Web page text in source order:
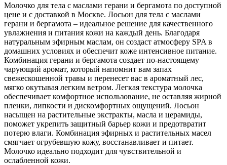
Молочко для тела с маслами герани и бергамота по доступной
цене и с доставкой в Москве. Лосьон для тела с маслами
герани и бергамота – идеальное решение для качественного
увлажнения и питания кожи на каждый день. Благодаря
натуральным эфирным маслам, он создаст атмосферу SPA в
домашних условиях и обеспечит коже интенсивное питание.
Комбинация герани и бергамота создает по-настоящему
чарующий аромат, который напомнит вам запах
свежескошенной травы и перенесет вас в ароматный лес,
мягко окутывая легким ветром. Легкая текстура молочка
обеспечивает комфортное использование, не оставляя жирной
пленки, липкости и дискомфортных ощущений. Лосьон
насыщен на растительные экстракты, масла и церамиды,
поможет укрепить защитный барьер кожи и предотвратит
потерю влаги. Комбинация эфирных и растительных масел
смягчает огрубевшую кожу, восстанавливает и питает.
Молочко идеально подходит для чувствительной и
ослабленной кожи.